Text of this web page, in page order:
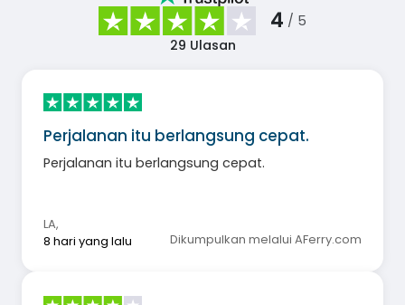
4 / 5
29 Ulasan
Perjalanan itu berlangsung cepat.
Perjalanan itu berlangsung cepat.
LA,
8 hari yang lalu
Dikumpulkan melalui AFerry.com